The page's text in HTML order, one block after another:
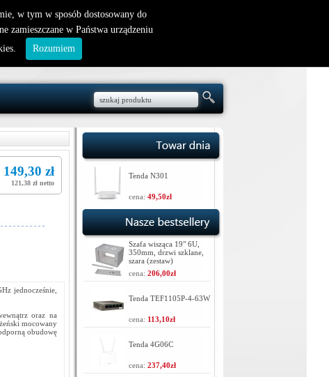
nowy klient
149,30 zł
121,38 zł netto
jednocześnie,
oraz na
mocowany
obudowę
Tenda N301
cena: 49,50zł
Szafa wisząca 19" 6U,
350mm, drzwi szklane,
szara (zestaw)
cena: 206,00zł
Tenda TEF1105P-4-63W
cena: 113,10zł
Tenda 4G06C
cena: 237,40zł
w tym w sposób dostosowany do
zamieszczane w Państwa urządzeniu
Rozumiem